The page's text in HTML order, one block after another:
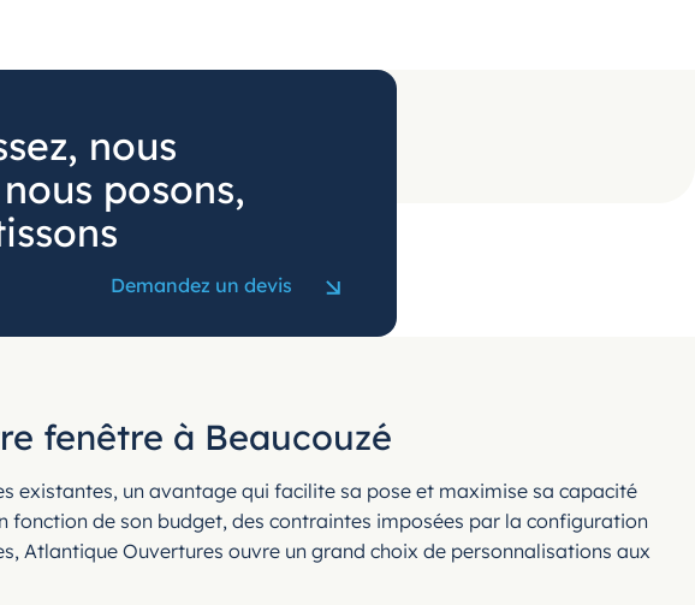
Demandez un devis
nous
posons,
fenêtre à Beaucouzé
existantes, un avantage qui facilite sa pose et maximise sa capacité
fonction de son budget, des contraintes imposées par la configuration
Atlantique Ouvertures ouvre un grand choix de personnalisations aux